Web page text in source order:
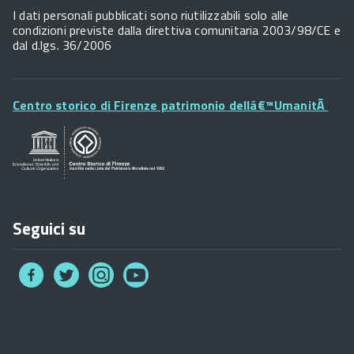
Posta Elettronica Certificata
URP - Ufficio Relazioni con il Pubblico
I dati personali pubblicati sono riutilizzabili solo alle
condizioni previste dalla direttiva comunitaria 2003/98/CE e
dal d.lgs. 36/2006
Footer
Widget
Centro storico di Firenze patrimonio dellâ€™UmanitÃ
Seguici su
Collegamento
Collegamento
a
Collegamento
a
Collegamento
a